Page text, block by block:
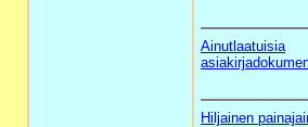
Ainutlaatuisia
Hiljainen